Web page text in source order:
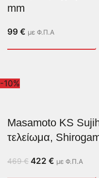
mm
99 € με Φ.Π.Α
-10%
Masamoto KS
τελείωμα,
469€ 422 € με Φ.Π.Α